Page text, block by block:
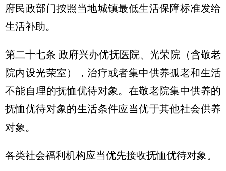
府民政部门按照当地城镇最低生活保障标准发给
生活补助。
第二十七条 政府兴办优抚医院、光荣院（含敬老
院内设光荣室），治疗或者集中供养孤老和生活
不能自理的抚恤优待对象。在敬老院集中供养的
抚恤优待对象的生活条件应当优于其他社会供养
对象。
各类社会福利机构应当优先接收抚恤优待对象。